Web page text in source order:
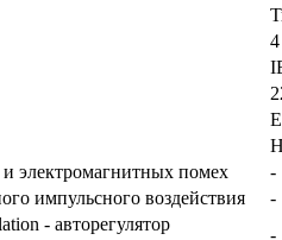
4
электромагнитных помех
-
импульсного воздействия
-
- авторегулятор
-